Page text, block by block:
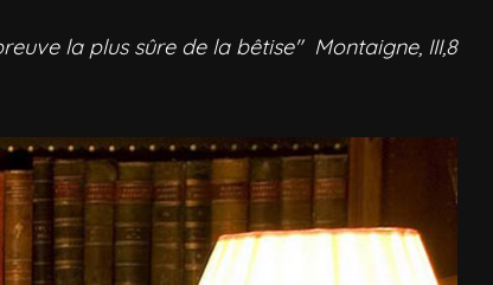
la plus sûre de la bêtise" Montaigne, III,8